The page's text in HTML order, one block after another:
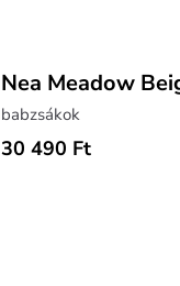
Nea Meadow
babzsákok
30 490 Ft